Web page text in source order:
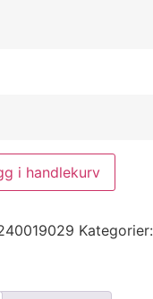
i handlekurv
Kategorier: